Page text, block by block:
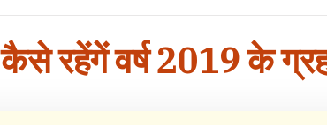
कैसे रहेंगें वर्ष 2019 के